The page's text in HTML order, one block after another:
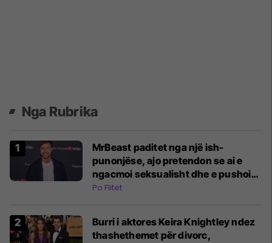
Nga Rubrika
MrBeast paditet nga një ish-
punonjëse, ajo pretendon se ai e
ngacmoi seksualisht dhe e pushoi
nga puna në mënyrë të paligjshme
Po Flitet
Burri i aktores Keira Knightley ndez
thashethemet për divorc,